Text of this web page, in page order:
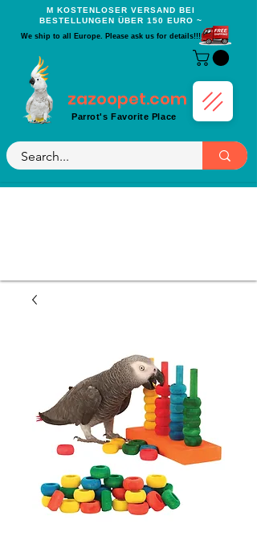
Μ KOSTENLOSER VERSAND BEI
BESTELLUNGEN ÜBER 150 EURO ~
We ship to all Europe. Please ask us for details!!!
zazoopet.com
Parrot's Favorite Place